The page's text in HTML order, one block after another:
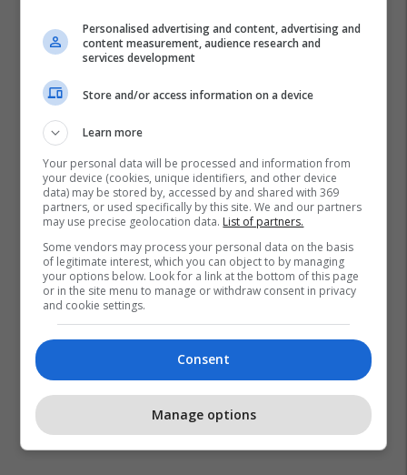
Pekmez
Personalised advertising and content, advertising and
content measurement, audience research and
services development
Store and/or access information on a device
Learn more
Your personal data will be processed and information from
your device (cookies, unique identifiers, and other device
data) may be stored by, accessed by and shared with 369
partners, or used specifically by this site. We and our partners
may use precise geolocation data. List of partners.
Some vendors may process your personal data on the basis
of legitimate interest, which you can object to by managing
your options below. Look for a link at the bottom of this page
or in the site menu to manage or withdraw consent in privacy
and cookie settings.
Consent
Manage options